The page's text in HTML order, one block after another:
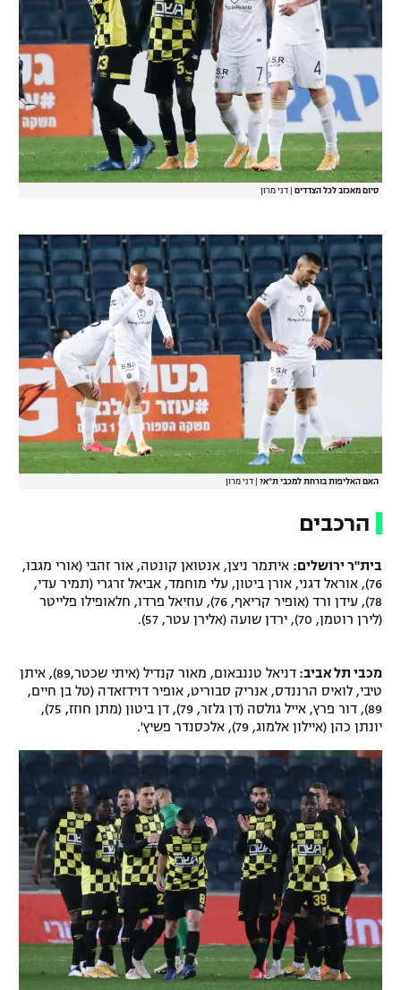
סיום מאכזב לכל הצדדים דני מרון
האם האליפות בורחת למכבי ת"א? דני מרון
הרכבים
בית"ר ירושלים: איתמר ניצן, אנטואן קונטה, אור זהבי (אורי מגבו,
76), אוראל דגני, אורן ביטון, עלי מוחמד, אביאל זרגרי (תמיר עדי,
78), עידן ורד (אופיר קריאף, 76), עוזיאל פרדו, חלאופילו פלייטר
(לירן רוטמן, 70), ירדן שועה (אלירן עטר, 57).
מכבי תל אביב:
דניאל טננבאום, מאור קנדיל (איתי שכטר,89), איתן
טיבי, לואיס הרננדס, אנריק סבוריט, אופיר דוידזאדה (טל בן חיים,
89), דור פרץ, אייל גולסה (דן גלזר, 79), דן ביטון (מתן חוזז, 75),
יונתן כהן (איילון אלמוג, 79), אלכסנדר פשיץ'.